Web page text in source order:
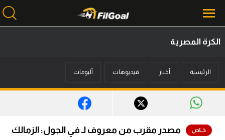
أخبار
ميركاتو
الكرة المصرية
الرئيسية أخبار فيديوهات ألبومات
مصدر مقرب من معروف لـ في الجول: الزمالك